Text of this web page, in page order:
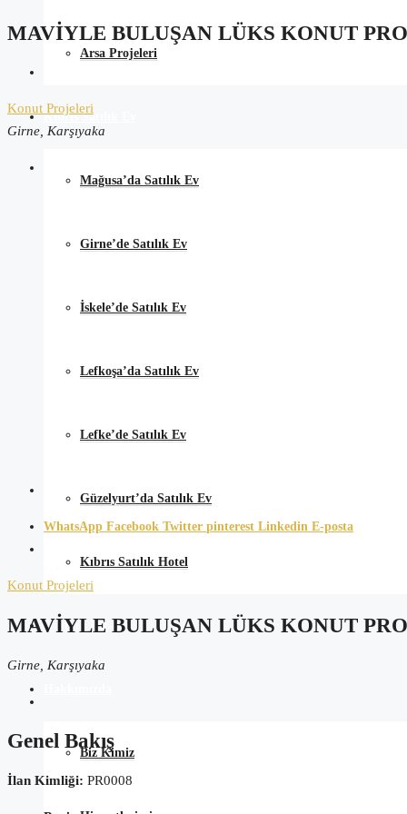
Arsa Projeleri
Kıbrıs Satılık Ev
Mağusa’da Satılık Ev
Girne’de Satılık Ev
İskele’de Satılık Ev
Lefkoşa’da Satılık Ev
Lefke’de Satılık Ev
Güzelyurt’da Satılık Ev
Kıbrıs Satılık Hotel
Günlük Kiralık
Biz Kimiz
MAVIYLE BULUŞAN LÜKS KONUT
Konut Projeleri
Girne, Karşıyaka
WhatsApp Facebook Twitter pinterest Linkedin E-posta
Konut Projeleri
MAVIYLE BULUŞAN LÜKS KONUT
Girne, Karşıyaka
Genel Bakış
İlan Kimliği: PR0008